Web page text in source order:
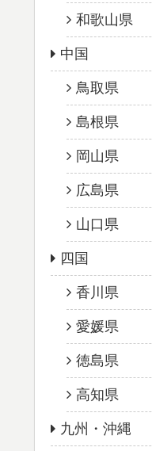
和歌山県
中国
鳥取県
島根県
岡山県
広島県
山口県
四国
香川県
愛媛県
徳島県
高知県
九州・沖縄